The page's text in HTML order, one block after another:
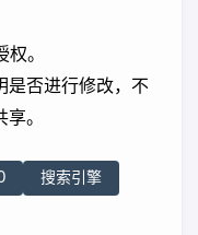
权。
是否进行修改，不
。
搜索引擎